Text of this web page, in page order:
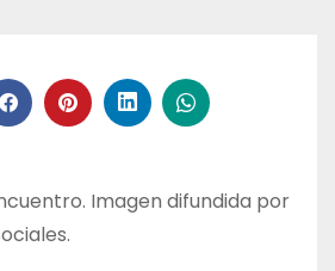
Imagen difundida por